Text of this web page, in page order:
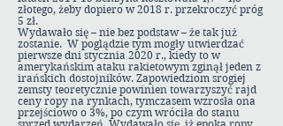
złotego, żeby dopiero w 2018 r. przekroczyć próg
5 zł.
Wydawało się – nie bez podstaw – że tak już
zostanie. W poglądzie tym mogły utwierdzać
pierwsze dni stycznia 2020 r., kiedy to w
amerykańskim ataku rakietowym zginął jeden z
irańskich dostojników. Zapowiedziom srogiej
zemsty teoretycznie powinien towarzyszyć rajd
ceny ropy na rynkach, tymczasem wzrosła ona
przejściowo o 3%, po czym wróciła do stanu